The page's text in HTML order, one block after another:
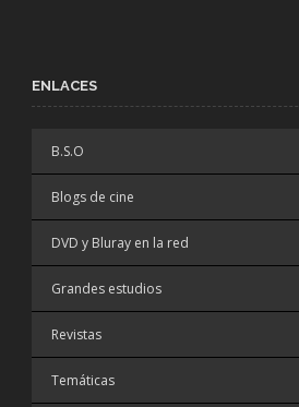
ENLACES
B.S.O
Blogs de cine
DVD y Bluray en la red
Grandes estudios
Revistas
Temáticas